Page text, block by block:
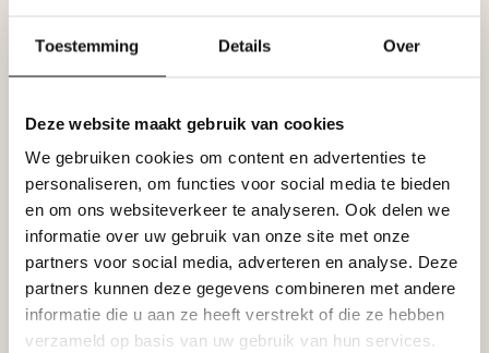
Toestemming Details Over
Deze website maakt gebruik van cookies
We gebruiken cookies om content en advertenties te
personaliseren, om functies voor social media te bieden
en om ons websiteverkeer te analyseren. Ook delen we
informatie over uw gebruik van onze site met onze
partners voor social media, adverteren en analyse. Deze
partners kunnen deze gegevens combineren met andere
informatie die u aan ze heeft verstrekt of die ze hebben
verzameld op basis van uw gebruik van hun services.
Reviews
Gerelateerde producten
NMC
NMC Adefix lijmkoker 310 ml
Op voorraad
€8,95
Recent bekeken